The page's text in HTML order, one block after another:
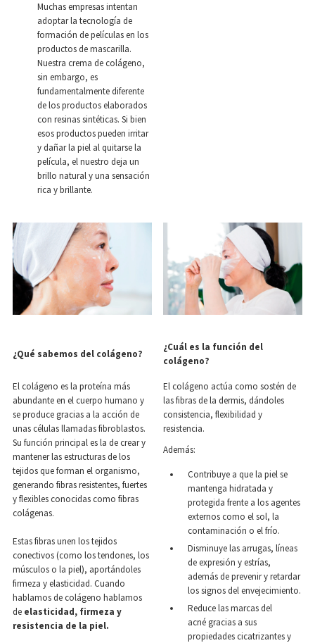
Muchas empresas intentan
adoptar la tecnología de
formación de películas en los
productos de mascarilla.
Nuestra crema de colágeno,
sin embargo, es
fundamentalmente diferente
de los productos elaborados
con resinas sintéticas. Si bien
esos productos pueden irritar
y dañar la piel al quitarse la
película, el nuestro deja un
brillo natural y una sensación
rica y brillante.
¿Qué sabemos del colágeno?
¿Cuál es la función del
colágeno?
El colágeno es la proteína más
abundante en el cuerpo humano y
se produce gracias a la acción de
unas células llamadas fibroblastos.
Su función principal es la de crear y
mantener las estructuras de los
tejidos que forman el organismo,
generando fibras resistentes, fuertes
y flexibles conocidas como fibras
colágenas.
Estas fibras unen los tejidos
conectivos (como los tendones, los
músculos o la piel), aportándoles
firmeza y elasticidad. Cuando
hablamos de colágeno hablamos
de elasticidad, firmeza y
resistencia de la piel.
El colágeno actúa como sostén de
las fibras de la dermis, dándoles
consistencia, flexibilidad y
resistencia.
Además:
Contribuye a que la piel se
mantenga hidratada y
protegida frente a los agentes
externos como el sol, la
contaminación o el frío.
Disminuye las arrugas, líneas
de expresión y estrías,
además de prevenir y retardar
los signos del envejecimiento.
Reduce las marcas del
acné gracias a sus
propiedades cicatrizantes y